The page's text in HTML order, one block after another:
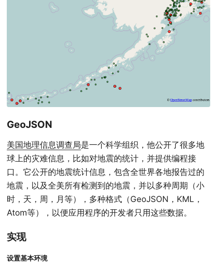
GeoJSON
美国地理信息调查局是一个科学组织，他公开了很多地
球上的灾难信息，比如对地震的统计，并提供编程接
口。它公开的地震统计信息，包含全世界各地报告过的
地震，以及全美所有检测到的地震，并以多种周期（小
时，天，周，月等），多种格式（GeoJSON，KML，
Atom等），以便应用程序的开发者只用这些数据。
实现
设置基本环境